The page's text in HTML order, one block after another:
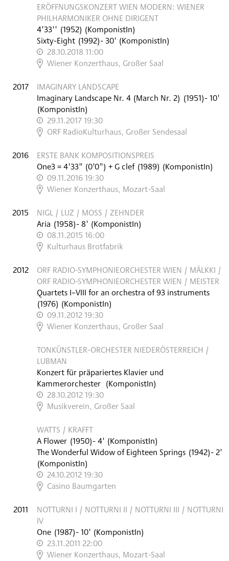
ERÖFFNUNGSKONZERT WIEN MODERN: WIENER
PHILHARMONIKER OHNE DIRIGENT
4'33'' (1952) (KomponistIn)
Sixty-Eight (1992)- 30' (KomponistIn)
28.10.2018 11:00
,
Wiener Konzerthaus, Großer Saal
2017
IMAGINARY LANDSCAPE
Imaginary Landscape Nr. 4 (March Nr. 2) (1951)- 10'
(KomponistIn)
29.11.2017 19:30
,
ORF RadioKulturhaus, Großer Sendesaal
2016
ERSTE BANK KOMPOSITIONSPREIS
One3 = 4'33" (0'0") + G clef (1989) (KomponistIn)
09.11.2016 19:30
,
Wiener Konzerthaus, Mozart-Saal
2015
NIGL / LUZ / MOSS / ZEHNDER
Aria (1958)- 8' (KomponistIn)
08.11.2015 16:00
,
Kulturhaus Brotfabrik
2012
ORF RADIO-SYMPHONIEORCHESTER WIEN / MÄLKKI /
ORF RADIO-SYMPHONIEORCHESTER WIEN / MEISTER
Quartets I–VIII for an orchestra of 93 instruments
(1976) (KomponistIn)
09.11.2012 19:30
,
Wiener Konzerthaus, Großer Saal
TONKÜNSTLER-ORCHESTER NIEDERÖSTERREICH /
LUBMAN
Konzert für präpariertes Klavier und
Kammerorchester (KomponistIn)
28.10.2012 19:30
,
Musikverein, Großer Saal
WATTS / KRAFFT
A Flower (1950)- 4' (KomponistIn)
The Wonderful Widow of Eighteen Springs (1942)- 2'
(KomponistIn)
24.10.2012 19:30
,
Casino Baumgarten
2011
NOTTURNI I / NOTTURNI II / NOTTURNI III / NOTTURNI
IV
One (1987)- 10' (KomponistIn)
23.11.2011 22:00
,
Wiener Konzerthaus, Mozart-Saal